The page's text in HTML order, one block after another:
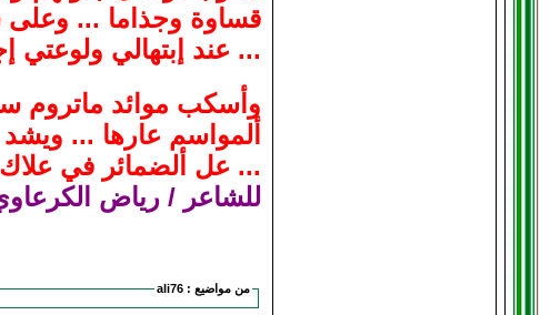
قساوة وجذاما ... وعلى
... عند إبتهالي ولوعتي
وأسكب موائد ماتروم
ألمواسم عارها ...
... عل ألضمائر في
للشاعر / رياض
من مواضيع : ali76